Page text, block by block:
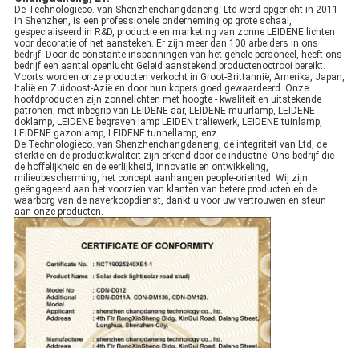
De Technologieco. van Shenzhenchangdaneng, Ltd werd opgericht in 2011
in Shenzhen, is een professionele onderneming op grote schaal,
gespecialiseerd in R&D, productie en marketing van zonne LEIDENE lichten
voor decoratie of het aansteken. Er zijn meer dan 100 arbeiders in ons
bedrijf. Door de constante inspanningen van het gehele personeel, heeft ons
bedrijf een aantal openlucht Geleid aanstekend productenoctrooi bereikt.
Voorts worden onze producten verkocht in Groot-Brittannië, Amerika, Japan,
Italië en Zuidoost-Azië en door hun kopers goed gewaardeerd. Onze
hoofdproducten zijn zonnelichten met hoogte - kwaliteit en uitstekende
patronen, met inbegrip van LEIDENE aar, LEIDENE muurlamp, LEIDENE
doklamp, LEIDENE begraven lamp LEIDEN traliewerk, LEIDENE tuinlamp,
LEIDENE gazonlamp, LEIDENE tunnellamp, enz.
De Technologieco. van Shenzhenchangdaneng, de integriteit van Ltd, de
sterkte en de productkwaliteit zijn erkend door de industrie. Ons bedrijf die
de hoffelijkheid en de eerlijkheid, innovatie en ontwikkeling,
milieubescherming, het concept aanhangen people-oriented. Wij zijn
geëngageerd aan het voorzien van klanten van betere producten en de
waarborg van de naverkoopdienst, dankt u voor uw vertrouwen en steun
aan onze producten.